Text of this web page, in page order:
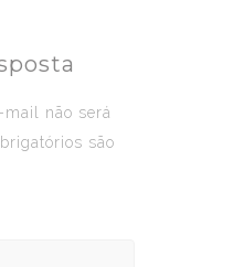
não será
são